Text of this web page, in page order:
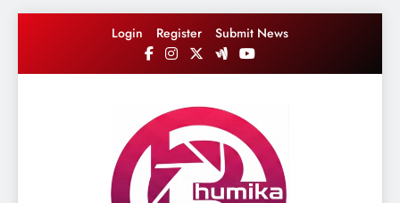
Login Register Submit News